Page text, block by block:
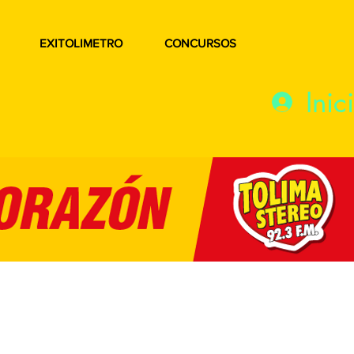
EXITOLIMETRO CONCURSOS